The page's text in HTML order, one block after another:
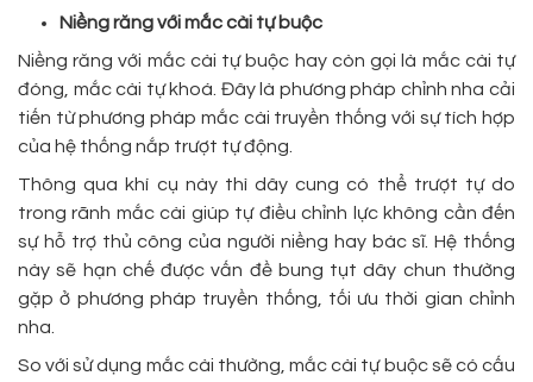
Niềng răng với mắc cài tự buộc
Niềng răng với mắc cài tự buộc hay còn gọi là mắc cài tự
đóng, mắc cài tự khoá. Đây là phương pháp chỉnh nha cải
tiến từ phương pháp mắc cài truyền thống với sự tích hợp
của hệ thống nắp trượt tự động.
Thông qua khí cụ này thì dây cung có thể trượt tự do
trong rãnh mắc cài giúp tự điều chỉnh lực không cần đến
sự hỗ trợ thủ công của người niềng hay bác sĩ. Hệ thống
này sẽ hạn chế được vấn đề bung tụt dây chun thường
gặp ở phương pháp truyền thống, tối ưu thời gian chỉnh
nha.
So với sử dụng mắc cài thường, mắc cài tự buộc sẽ có cấu